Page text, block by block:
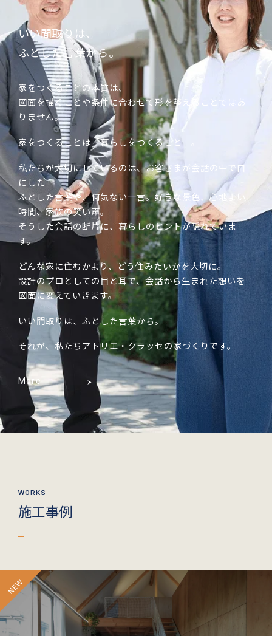
いい間取りは、
ふとした言葉から。
家をつくることの本質は、
図面を描くことや条件に合わせて形を整えることではあ
りません。
家をつくることは「暮らしをつくること」。
私たちが大切にしているのは、お客さまが会話の中で口
にした
ふとした言葉や、何気ない一言。好きな景色、心地よい
時間、家族の笑い声。
そうした会話の断片に、暮らしのヒントが隠れていま
す。
どんな家に住むかより、どう住みたいかを大切に。
設計のプロとしての目と耳で、会話から生まれた想いを
図面に変えていきます。
いい間取りは、ふとした言葉から。
それが、私たちアトリエ・クラッセの家づくりです。
More
施工事例